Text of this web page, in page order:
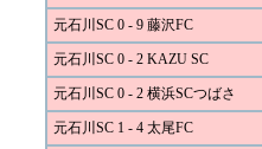
元石川SC 0 - 9 藤沢FC
元石川SC 0 - 2 KAZU SC
元石川SC 0 - 2 横浜SCつばさ
元石川SC 1 - 4 太尾FC